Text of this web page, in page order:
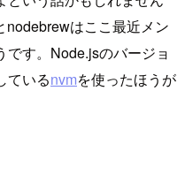
はここ最近メン
です。Node.jsのバージョ
ているnvmを使ったほうが